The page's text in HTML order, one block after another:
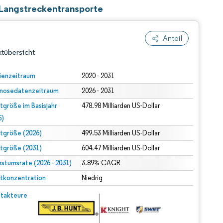
Anteil
2020 - 2031
2026 - 2031
im Basisjahr
478.98 Milliarden US-Dollar
(2026) 499.53 Milliarden US-Dollar
(2031) 604.47 Milliarden US-Dollar
(2026 - 2031) 3.89% CAGR
Niedrig
Intelligence. Wiederverwendung erfordert Namensnennung gemäß CC BY 4.0.
gemäß CC BY 4.0.